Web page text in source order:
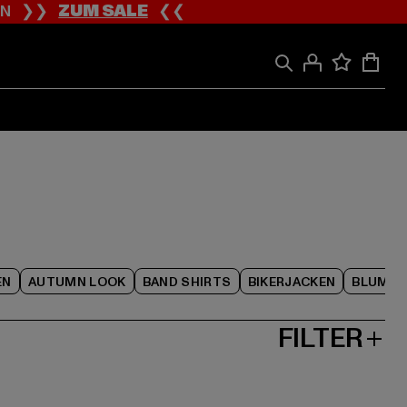
❯❯ZUM SALE❮❮
AUTUMN LOOK BAND SHIRTS BIKERJACKEN
FILTER